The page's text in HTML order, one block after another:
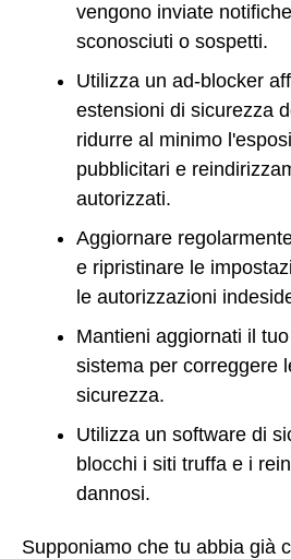
vengono inviate
sconosciuti o sospetti.
Utilizza un ad-blocker
estensioni di sicurezza
ridurre al minimo
pubblicitari e
autorizzati.
Aggiornare
e ripristinare le
le autorizzazioni
Mantieni aggiornati il
sistema per correggere
sicurezza.
Utilizza un software di
blocchi i siti truffa e i
dannosi.
Supponiamo che tu abbia già